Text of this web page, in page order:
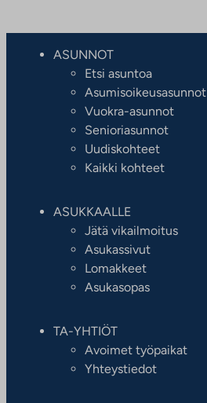
ASUNNOT
Etsi asuntoa
Asumisoikeusasunnot
Vuokra-asunnot
Senioriasunnot
Uudiskohteet
Kaikki kohteet
ASUKKAALLE
Jätä vikailmoitus
Asukassivut
Lomakkeet
Asukasopas
TA-YHTIÖT
Avoimet työpaikat
Yhteystiedot